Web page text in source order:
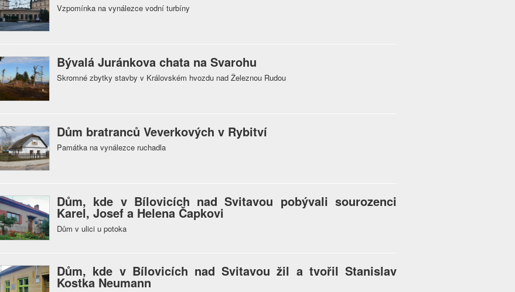
Vzpomínka na vynálezce vodní turbíny
Bývalá Juránkova chata na Svarohu
Skromné zbytky stavby v Královském hvozdu nad Železnou Rudou
Dům bratranců Veverkových v Rybitví
Památka na vynálezce ruchadla
Dům, kde v Bílovicích nad Svitavou pobývali sourozenci
Karel, Josef a Helena Čapkovi
Dům v ulici u potoka
Dům, kde v Bílovicích nad Svitavou žil a tvořil Stanislav
Kostka Neumann